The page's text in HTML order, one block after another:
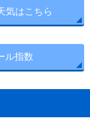
気はこちら
ル指数